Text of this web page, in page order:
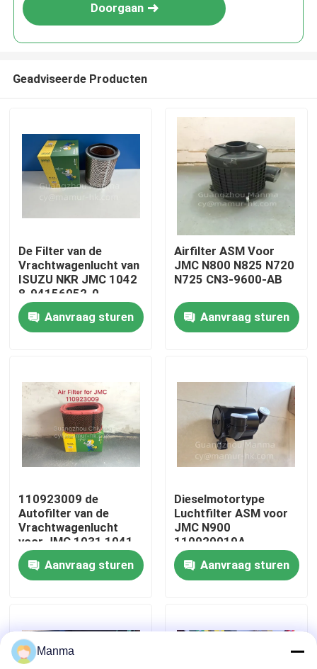
Huis
Producten
Fabrieksreis
Kwaliteitscontrole
Verzoek om een Citaat
Vrachtwagen Autodeel
Isuzu Engine Parts
Doorgaan
Geadviseerde Producten
De Filter van de
Vrachtwagenlucht van
ISUZU NKR JMC 1042
8-94156052-0
Aanvraag sturen
Airfilter ASM Voor
JMC N800 N825 N720
N725 CN3-9600-AB
Aanvraag sturen
110923009 de
Autofilter van de
Vrachtwagenlucht
voor JMC 1031 1041
1050 1051 493
Aanvraag sturen
Dieselmotortype
Luchtfilter ASM voor
JMC N900
110920019A
Uitstekende
prestatiesAanvraag sturen
Manma